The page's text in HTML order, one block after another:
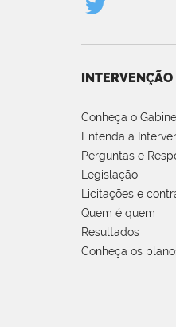
INTERVENÇÃO
Conheça o
Entenda a
Perguntas e
Legislação
Licitações e
Quem é quem
Resultados
Conheça os